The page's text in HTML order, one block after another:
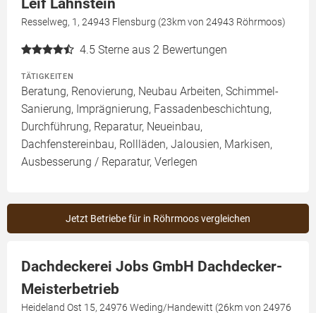
Leif Lahnstein
Resselweg, 1, 24943 Flensburg (23km von 24943 Röhrmoos)
4.5 Sterne aus 2 Bewertungen
TÄTIGKEITEN
Beratung, Renovierung, Neubau Arbeiten, Schimmel-
Sanierung, Imprägnierung, Fassadenbeschichtung,
Durchführung, Reparatur, Neueinbau,
Dachfenstereinbau, Rollläden, Jalousien, Markisen,
Ausbesserung / Reparatur, Verlegen
Jetzt Betriebe für in Röhrmoos vergleichen
Dachdeckerei Jobs GmbH Dachdecker-
Meisterbetrieb
Heideland Ost 15, 24976 Weding/Handewitt (26km von 24976